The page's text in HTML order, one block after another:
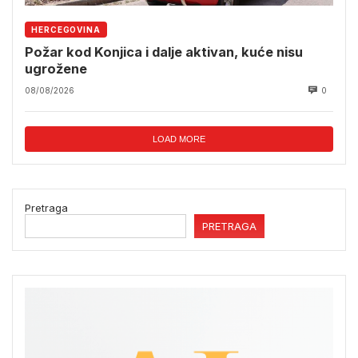
HERCEGOVINA
Požar kod Konjica i dalje aktivan, kuće nisu
ugrožene
08/08/2026 0
LOAD MORE
Pretraga
PRETRAGA